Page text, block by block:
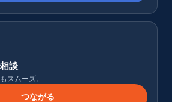
談
スムーズ。
つながる